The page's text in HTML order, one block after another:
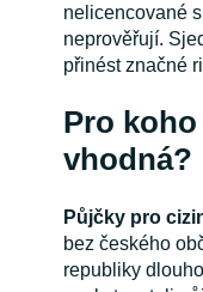
nelicencované
neprověřují.
přinést značné
Pro
vhodná?
Půjčky pro
bez českého
republiky